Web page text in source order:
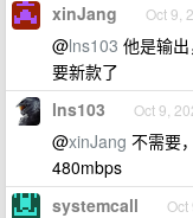
xinJang Oct 9,
@lns103 他是输
要新款了
lns103 Oct 9,
@xinJang 不需要
480mbps
systemcall Oct